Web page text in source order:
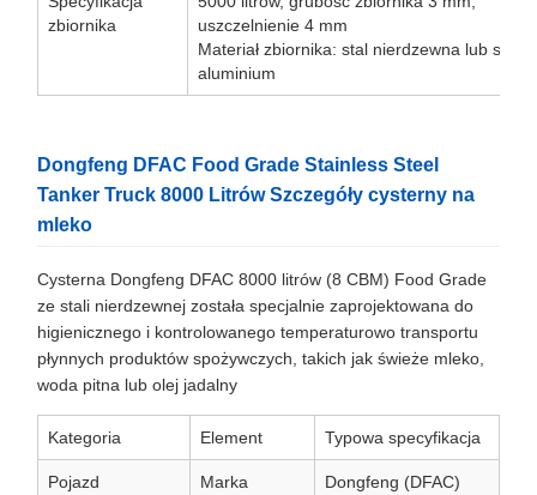
zbiornika
uszczelnienie 4 mm
Materiał zbiornika: stal nierdzewna lub stop
aluminium
Dongfeng DFAC Food Grade Stainless Steel
Tanker Truck 8000 Litrów Szczegóły cysterny na
mleko
Cysterna Dongfeng DFAC 8000 litrów (8 CBM) Food Grade
ze stali nierdzewnej została specjalnie zaprojektowana do
higienicznego i kontrolowanego temperaturowo transportu
płynnych produktów spożywczych, takich jak świeże mleko,
woda pitna lub olej jadalny
Kategoria Element Typowa specyfikacja
Pojazd
Marka
Dongfeng (DFAC)